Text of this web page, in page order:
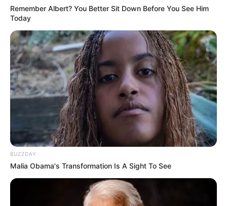
Remember Albert? You Better Sit Down Before You See Him
Today
BUZZDAY
Malia Obama's Transformation Is A Sight To See